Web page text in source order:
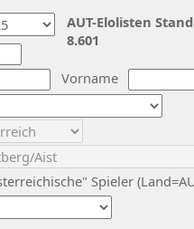
Vorname
Spieler
AUT-Elolisten
8.601